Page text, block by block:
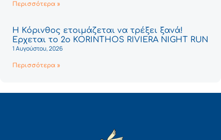
Περισσότερα »
Η Κόρινθος ετοιμάζεται να τρέξει ξανά!
Έρχεται το 2ο KORINTHOS RIVIERA NIGHT RUN
1 Αυγούστου, 2026
Περισσότερα »